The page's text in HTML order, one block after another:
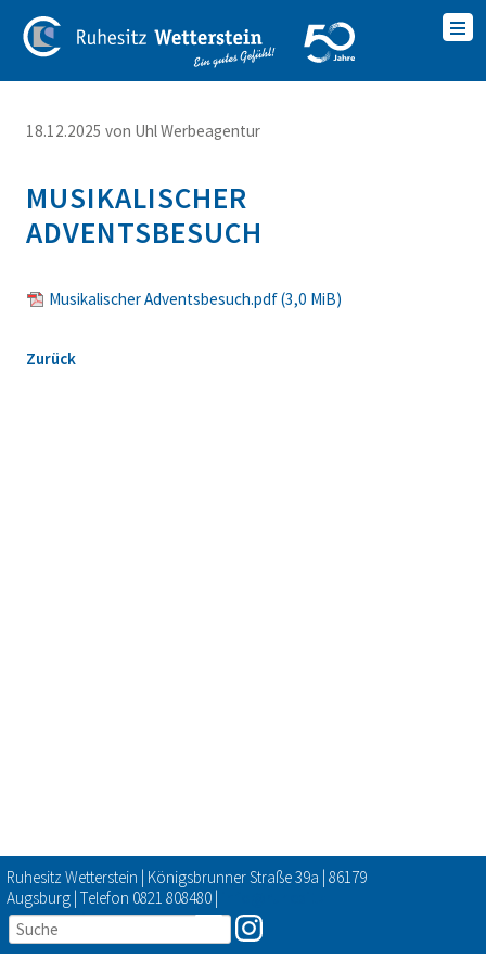
18.12.2025 von Uhl Werbeagentur
MUSIKALISCHER
ADVENTSBESUCH
Musikalischer Adventsbesuch.pdf(3,0 MiB)
Zurück
Ruhesitz Wetterstein | Königsbrunner Straße 39a | 86179
Augsburg | Telefon 0821 808480 |
wetterstein.de